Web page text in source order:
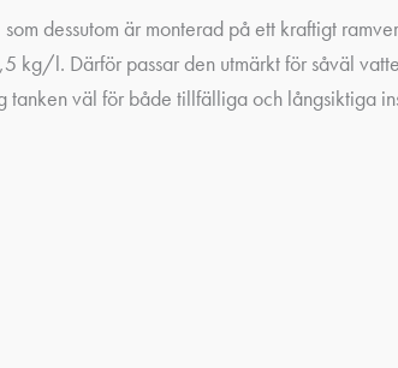
dessutom är monterad på ett kraftigt
kg/l. Därför passar den utmärkt för såväl
tanken väl för både tillfälliga och långsiktiga